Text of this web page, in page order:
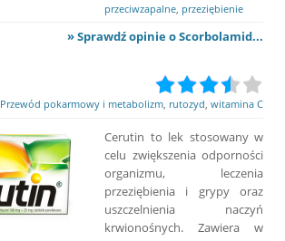
przeciwzapalne przeziębienie
» Sprawdź opinie o Scorbolamid...
Przewód pokarmowy i metabolizm rutozyd witamina C
Cerutin to lek stosowany w
celu zwiększenia odporności
organizmu, leczenia
przeziębienia i grypy oraz
uszczelnienia naczyń
krwionośnych. Zawiera w